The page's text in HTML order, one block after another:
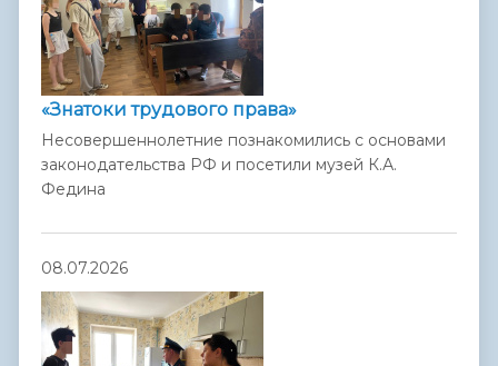
«Знатоки трудового права»
Несовершеннолетние познакомились с основами
законодательства РФ и посетили музей К.А.
Федина
08.07.2026